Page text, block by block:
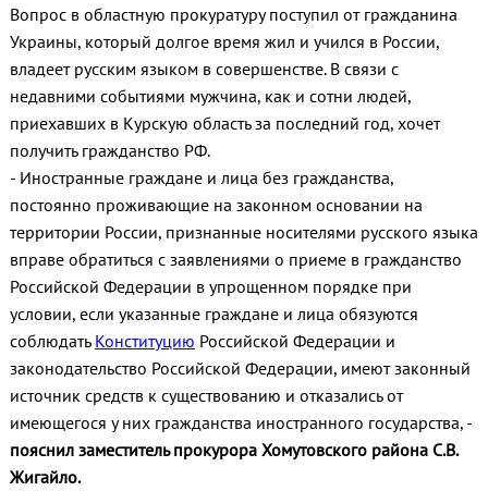
Вопрос в областную прокуратуру поступил от гражданина
Украины, который долгое время жил и учился в России,
владеет русским языком в совершенстве. В связи с
недавними событиями мужчина, как и сотни людей,
приехавших в Курскую область за последний год, хочет
получить гражданство РФ.
- Иностранные граждане и лица без гражданства,
постоянно проживающие на законном основании на
территории России, признанные носителями русского языка
вправе обратиться с заявлениями о приеме в гражданство
Российской Федерации в упрощенном порядке при
условии, если указанные граждане и лица обязуются
соблюдать Конституцию Российской Федерации и
законодательство Российской Федерации, имеют законный
источник средств к существованию и отказались от
имеющегося у них гражданства иностранного государства, -
пояснил заместитель прокурора Хомутовского района С.В.
Жигайло.